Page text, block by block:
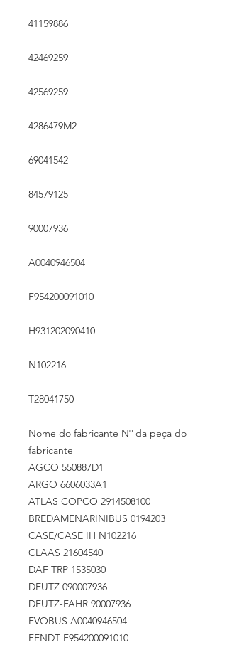
41159886
42469259
42569259
4286479M2
69041542
84579125
90007936
A0040946504
F954200091010
H931202090410
N102216
T28041750
Nome do fabricante Nº da peça do
fabricante
AGCO 550887D1
ARGO 6606033A1
ATLAS COPCO 2914508100
BREDAMENARINIBUS 0194203
CASE/CASE IH N102216
CLAAS 21604540
DAF TRP 1535030
DEUTZ 090007936
DEUTZ-FAHR 90007936
EVOBUS A0040946504
FENDT F954200091010